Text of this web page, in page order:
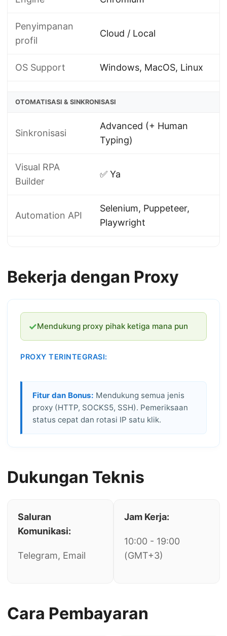
Penyimpanan
profil
Cloud / Local
OS Support Windows, MacOS, Linux
OTOMATISASI & SINKRONISASI
Sinkronisasi
Advanced (+ Human
Typing)
Visual RPA
Builder
✅ Ya
Automation API
Selenium, Puppeteer,
Playwright
Bekerja dengan Proxy
✓Mendukung proxy pihak ketiga mana pun
PROXY TERINTEGRASI:
Fitur dan Bonus: Mendukung semua jenis
proxy (HTTP, SOCKS5, SSH). Pemeriksaan
status cepat dan rotasi IP satu klik.
Dukungan Teknis
Saluran
Komunikasi:
Telegram, Email
Jam Kerja:
10:00 - 19:00
(GMT+3)
Cara Pembayaran